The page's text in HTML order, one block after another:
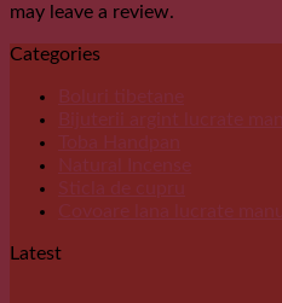
may leave a review.
Categories
Boluri tibetane
Bijuterii argint lucrate
Toba Handpan
Natural Incense
Sticla de cupru
Covoare lana lucrate
Latest